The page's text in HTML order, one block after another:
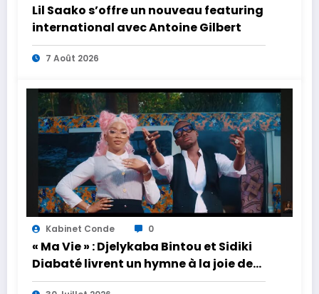
Lil Saako s’offre un nouveau featuring
international avec Antoine Gilbert
7 Août 2026
Kabinet Conde 0
« Ma Vie » : Djelykaba Bintou et Sidiki
Diabaté livrent un hymne à la joie de
vivre